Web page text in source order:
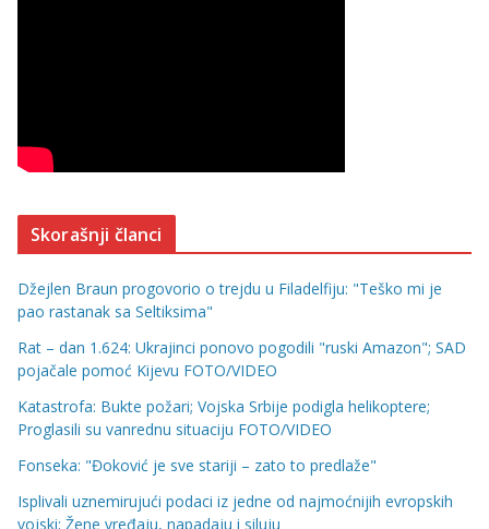
Skorašnji članci
Džejlen Braun progovorio o trejdu u Filadelfiju: "Teško mi je
pao rastanak sa Seltiksima"
Rat – dan 1.624: Ukrajinci ponovo pogodili "ruski Amazon"; SAD
pojačale pomoć Kijevu FOTO/VIDEO
Katastrofa: Bukte požari; Vojska Srbije podigla helikoptere;
Proglasili su vanrednu situaciju FOTO/VIDEO
Fonseka: "Đoković je sve stariji – zato to predlaže"
Isplivali uznemirujući podaci iz jedne od najmoćnijih evropskih
vojski; Žene vređaju, napadaju i siluju